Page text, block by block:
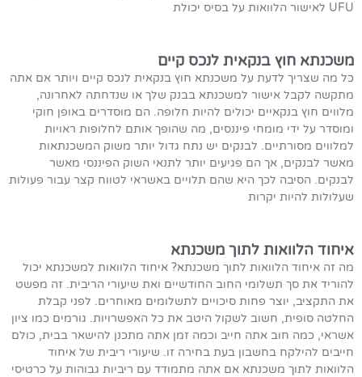
UFU לאישור הלוואות על בסיס יכולת
משכנתא חוץ בנקאית לנכס קיים
כל מה שצריך לדעת על משכנתא חוץ בנקאית לנכס קיים ויותר אם אתה
מתקשה לקבל אישור למשכנתא בבנק שלך או שנדחתה לאחרונה,
מלווים חוץ בנקאיים יכולים להיות חלופה. הם מוסדרים באופן חוקי
ומוסדר על ידי מומחי פיננסים, מה שהופך אותם לחלופות ראויות
למלווים מסורתיים. לבנקים יש נתח גדול יותר משוק המשכנתאות
מאשר לבנקים, אך הם פגיעים יותר לתנאי השוק הפיננסי מאשר
לבנקים. הסיבה לכך היא שהם תלויים באשראי לטווח קצר עבור פעולות
שעלולות להיות יקרות
איחוד הלוואות לתוך משכנתא
מה זה איחוד הלוואות לתוך משכנתא? איחוד הלוואות למשכנתא יכול
להוריד את סך תשלומי החוב החודשיים ואת שיעורי הריבית. זה מפשט
את התקציב, יוצר פחות סיכויים לתשלומים מאוחרים. לפני קבלת
החלטה סופית, חשוב לשקול היטב את כל האפשרויות. גורמים כמו ציון
אשראי, כמה חוב אתה חייב וכמה זמן אתה מתכנן להישאר בבית, כולם
חייבים להילקח בחשבון בעת בחירה זו. שיעורי ריבית של איחוד
הלוואות לתוך משכנתא אם אתה מתמודד עם ריביות גבוהות על כרטיסי